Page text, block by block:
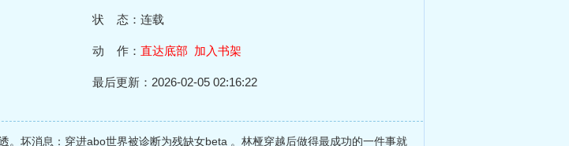
状 态：连载
动 作： 直达底部 加入书架
最后更新：2026-02-05 02:16:22
。坏消息：穿进abo世界被诊断为残缺女beta 。林桠穿越后做得最成功的一件事就